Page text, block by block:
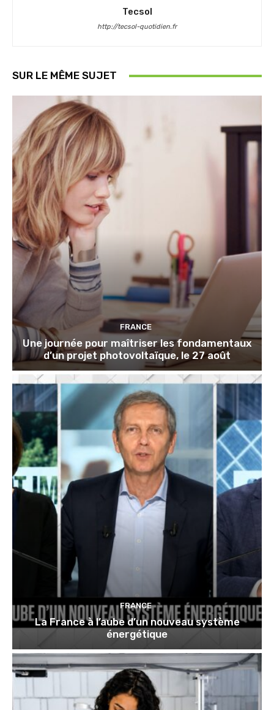
Tecsol
http://tecsol-quotidien.fr
SUR LE MÊME SUJET
FRANCE
Une journée pour maîtriser les fondamentaux
d’un projet photovoltaïque, le 27 août
FRANCE
La France à l’aube d’un nouveau système
énergétique